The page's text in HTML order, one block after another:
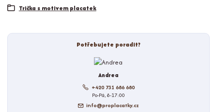
Trička s motivem placatek
Potřebujete poradit?
Andrea
+420 731 686 680
Po-Pá, 8-17:00
info@proplacatky.cz